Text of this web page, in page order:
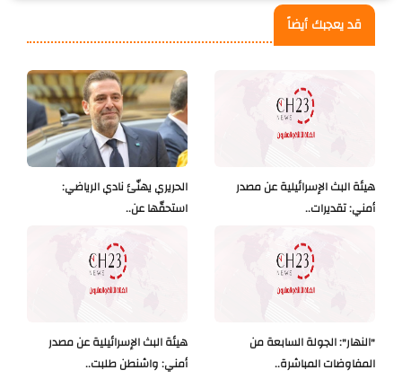
قد يعجبك أيضاً
الحريري يهنّئ نادي الرياضي:
استحقّها عن..
هيئة البث الإسرائيلية عن مصدر
أمني: تقديرات..
هيئة البث الإسرائيلية عن مصدر
أمني: واشنطن طلبت..
"النهار": الجولة السابعة من
المفاوضات المباشرة..